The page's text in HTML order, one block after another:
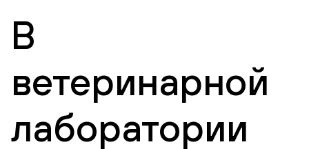
В
ветеринарной
лаборатории